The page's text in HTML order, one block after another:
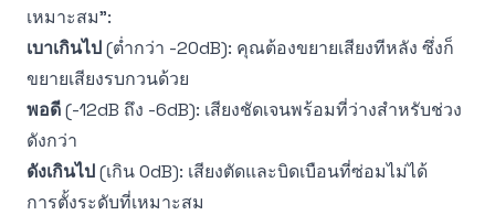
เหมาะสม":
เบาเกินไป(ต่ำกว่า -20dB): คุณต้องขยายเสียงทีหลัง ซึ่งก็
ขยายเสียงรบกวนด้วย
พอดี(-12dB ถึง -6dB): เสียงชัดเจนพร้อมที่ว่างสำหรับช่วง
ดังกว่า
ดังเกินไป(เกิน 0dB): เสียงตัดและบิดเบือนที่ซ่อมไม่ได้
การตั้งระดับที่เหมาะสม